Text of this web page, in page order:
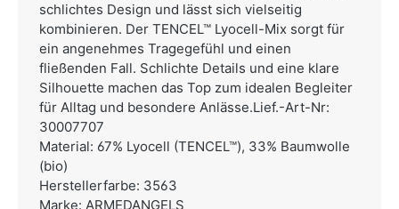
schlichtes Design und lässt sich vielseitig
kombinieren. Der TENCEL™ Lyocell-Mix sorgt für
ein angenehmes Tragegefühl und einen
fließenden Fall. Schlichte Details und eine klare
Silhouette machen das Top zum idealen Begleiter
für Alltag und besondere Anlässe.Lief.-Art-Nr:
30007707
Material: 67% Lyocell (TENCEL™), 33% Baumwolle
(bio)
Herstellerfarbe: 3563
Marke: ARMEDANGELS